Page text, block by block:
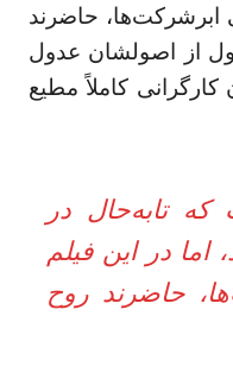
ابرشرکت‌ها، حاضرند
از اصولشان عدول
کاملاً مطیع
تابه‌حال در
اما در این فیلم
حاضرند روح